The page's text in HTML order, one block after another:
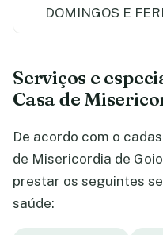
DOMINGOS E
Serviços e
Casa de
De acordo com o
de Misericordia de
prestar os seguintes
saúde: